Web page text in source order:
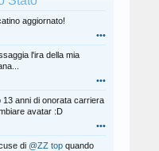
aggiornato!
•••
l'ira della mia
•••
13 anni di onorata carriera
avatar :D
•••
di @ZZ top quando